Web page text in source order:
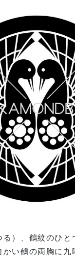
）、鶴紋のひと
い鶴の両胸に九